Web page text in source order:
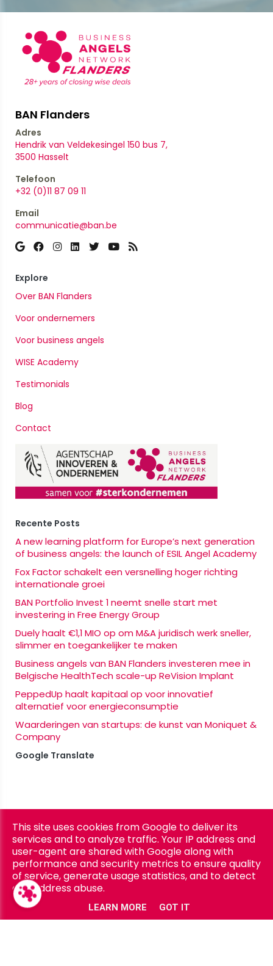
BAN Flanders
Adres
Hendrik van Veldekesingel 150 bus 7,
​​​​​​​3500 Hasselt
Telefoon
+32 (0)11 87 09 11
Email
communicatie@ban.be
Explore
Over BAN Flanders
Voor ondernemers
Voor business angels
WISE Academy
Testimonials
Blog
Contact
Recente Posts
A new learning platform for Europe’s next generation
of business angels: the launch of ESIL Angel Academy
Fox Factor schakelt een versnelling hoger richting
internationale groei
BAN Portfolio Invest 1 neemt snelle start met
investering in Free Energy Group
Duely haalt €1,1 MIO op om M&A juridisch werk sneller,
slimmer en toegankelijker te maken
Business angels van BAN Flanders investeren mee in
Belgische HealthTech scale-up ReVision Implant
PeppedUp haalt kapitaal op voor innovatief
alternatief voor energieconsumptie
Waarderingen van startups: de kunst van Moniquet &
Company
Google Translate
Copyright © 2026 BAN Flanders. All rights reserved. |Privacy
& Cookies|UP-TO-DATE WebDesign
This site uses cookies from Google to deliver its
services and to analyze traffic. Your IP address and
user-agent are shared with Google along with
performance and security metrics to ensure quality
of service, generate usage statistics, and to detect
and address abuse.
LEARN MORE GOT IT